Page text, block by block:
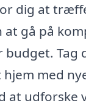
dig at
gå på
budget. Tag
med
at udforske